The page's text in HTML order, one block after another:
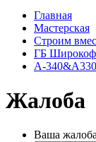
Главная
Мастерская
Строим
ГБ
А-
Жалоба
Ваша